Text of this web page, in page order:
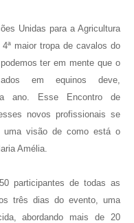
Unidas para a Agricultura
maior tropa de cavalos do
ter em mente que o
em equinos deve,
ano. Esse Encontro de
novos profissionais se
uma visão de como está o
Amélia.
participantes de todas as
três dias do evento, uma
abordando mais de 20